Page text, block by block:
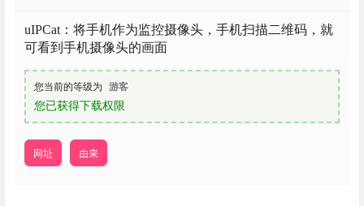
uIPCat：将手机作为监控摄像头，手机扫描二维码，就
可看到手机摄像头的画面
您当前的等级为 游客
您已获得下载权限
网址 由来